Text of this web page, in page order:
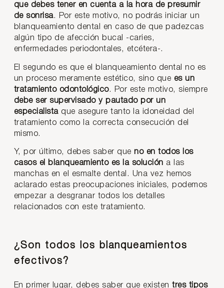
que debes tener en cuenta a la hora de presumir
de sonrisa. Por este motivo, no podrás iniciar un
blanqueamiento dental en caso de que padezcas
algún tipo de afección bucal -caries,
enfermedades periodontales, etcétera-.
El segundo es que el blanqueamiento dental no es
un proceso meramente estético, sino que es un
tratamiento odontológico. Por este motivo, siempre
debe ser supervisado y pautado por un
especialistaque asegure tanto la idoneidad del
tratamiento como la correcta consecución del
mismo.
Y, por último, debes saber que no en todos los
casos el blanqueamiento es la solución a las
manchas en el esmalte dental. Una vez hemos
aclarado estas preocupaciones iniciales, podemos
empezar a desgranar todos los detalles
relacionados con este tratamiento.
¿Son todos los blanqueamientos
efectivos?
En primer lugar, debes saber que existentres tipos